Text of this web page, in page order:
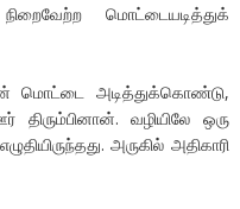
மொட்டையடித்துக்
மொட்டை அடித்துக்கொண்டு,
திரும்பினான். வழியிலே ஒரு
அருகில் அதிகாரி